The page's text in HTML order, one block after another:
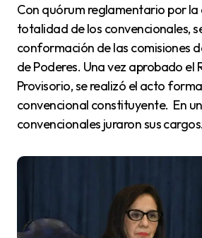
Con quórum reglamentario por la asistencia de la
totalidad de los convencionales,
conformación de las comisiones
de Poderes. Una vez aprobado el
Provisorio, se realizó el acto
convencional constituyente. En
convencionales juraron sus cargos.